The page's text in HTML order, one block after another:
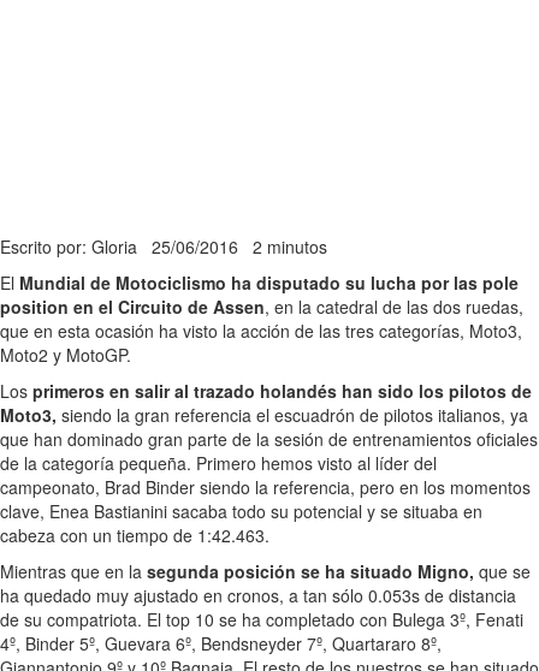
Escrito por: Gloria 25/06/2016 2 minutos
El Mundial de Motociclismo ha disputado su lucha por las pole
position en el Circuito de Assen, en la catedral de las dos ruedas,
que en esta ocasión ha visto la acción de las tres categorías, Moto3,
Moto2 y MotoGP.
Los primeros en salir al trazado holandés han sido los pilotos de
Moto3, siendo la gran referencia el escuadrón de pilotos italianos, ya
que han dominado gran parte de la sesión de entrenamientos oficiales
de la categoría pequeña. Primero hemos visto al líder del
campeonato, Brad Binder siendo la referencia, pero en los momentos
clave, Enea Bastianini sacaba todo su potencial y se situaba en
cabeza con un tiempo de 1:42.463.
Mientras que en la segunda posición se ha situado Migno, que se
ha quedado muy ajustado en cronos, a tan sólo 0.053s de distancia
de su compatriota. El top 10 se ha completado con Bulega 3º, Fenati
4º, Binder 5º, Guevara 6º, Bendsneyder 7º, Quartararo 8º,